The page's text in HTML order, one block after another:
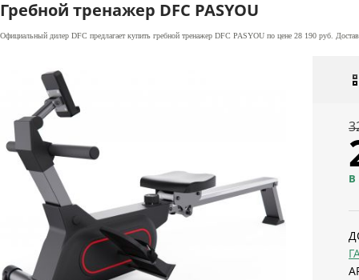
Гребной тренажер DFC PASYOU
Официальный дилер DFC предлагает купить гребной тренажер DFC PASYOU по цене 28 190 руб.